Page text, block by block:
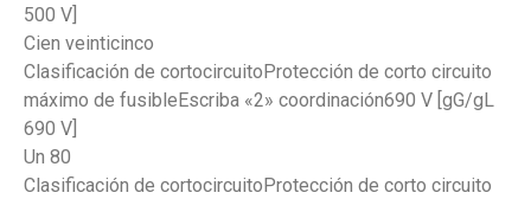
500 V]
Cien veinticinco
Clasificación de cortocircuitoProtección de corto circuito
máximo de fusibleEscriba «2» coordinación690 V [gG/gL
690 V]
Un 80
Clasificación de cortocircuitoProtección de corto circuito